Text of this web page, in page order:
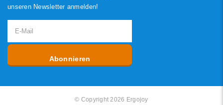
unseren Newsletter anmelden!
Abonnieren
© Copyright 2026 Ergojoy